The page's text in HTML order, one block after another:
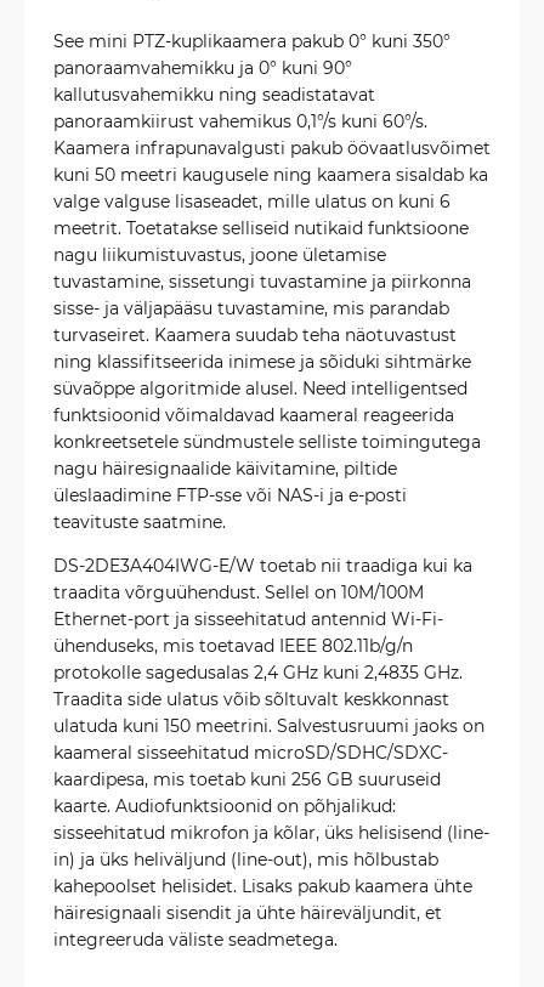
See mini PTZ-kuplikaamera pakub 0° kuni 350°
panoraamvahemikku ja 0° kuni 90°
kallutusvahemikku ning seadistatavat
panoraamkiirust vahemikus 0,1°/s kuni 60°/s.
Kaamera infrapunavalgusti pakub öövaatlusvõimet
kuni 50 meetri kaugusele ning kaamera sisaldab ka
valge valguse lisaseadet, mille ulatus on kuni 6
meetrit. Toetatakse selliseid nutikaid funktsioone
nagu liikumistuvastus, joone ületamise
tuvastamine, sissetungi tuvastamine ja piirkonna
sisse- ja väljapääsu tuvastamine, mis parandab
turvaseiret. Kaamera suudab teha näotuvastust
ning klassifitseerida inimese ja sõiduki sihtmärke
süvaõppe algoritmide alusel. Need intelligentsed
funktsioonid võimaldavad kaameral reageerida
konkreetsetele sündmustele selliste toimingutega
nagu häiresignaalide käivitamine, piltide
üleslaadimine FTP-sse või NAS-i ja e-posti
teavituste saatmine.
DS-2DE3A404IWG-E/W toetab nii traadiga kui ka
traadita võrguühendust. Sellel on 10M/100M
Ethernet-port ja sisseehitatud antennid Wi-Fi-
ühenduseks, mis toetavad IEEE 802.11b/g/n
protokolle sagedusalas 2,4 GHz kuni 2,4835 GHz.
Traadita side ulatus võib sõltuvalt keskkonnast
ulatuda kuni 150 meetrini. Salvestusruumi jaoks on
kaameral sisseehitatud microSD/SDHC/SDXC-
kaardipesa, mis toetab kuni 256 GB suuruseid
kaarte. Audiofunktsioonid on põhjalikud:
sisseehitatud mikrofon ja kõlar, üks helisisend (line-
in) ja üks heliväljund (line-out), mis hõlbustab
kahepoolset helisidet. Lisaks pakub kaamera ühte
häiresignaali sisendit ja ühte häireväljundit, et
integreeruda väliste seadmetega.